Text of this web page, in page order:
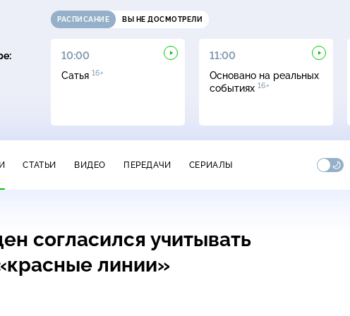
РАСПИСАНИЕ ВЫ НЕ ДОСМОТРЕЛИ
10:00
Сатья 16+
11:00
Основано на реальных
событиях 16+
СТАТЬИ ВИДЕО ПЕРЕДАЧИ СЕРИАЛЫ
согласился учитывать
линии»